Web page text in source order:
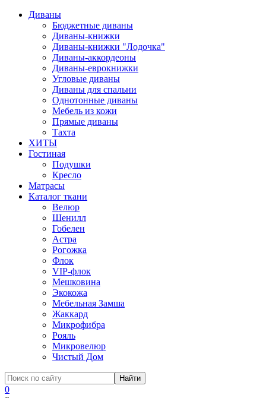
Диваны
Бюджетные диваны
Диваны-книжки
Диваны-книжки "Лодочка"
Диваны-аккордеоны
Диваны-еврокнижки
Угловые диваны
Диваны для спальни
Однотонные диваны
Мебель из кожи
Прямые диваны
Тахта
ХИТЫ
Гостиная
Подушки
Кресло
Матрасы
Каталог ткани
Велюр
Шенилл
Гобелен
Астра
Рогожка
Флок
VIP-флок
Мешковина
Экокожа
Мебельная Замша
Жаккард
Микрофибра
Рояль
Микровелюр
Чистый Дом
0